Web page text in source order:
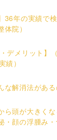
36年の実績で
院）
デメリット】
績）
解消法がある
ら頭が大きく
・顔の浮腫み